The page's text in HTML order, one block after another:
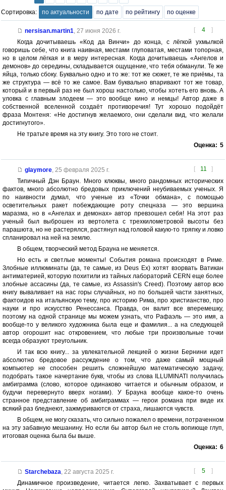
Сортировка: по актуальности по дате по рейтингу по оценке
[ 4 ]
nersisan.martin1, 27 июня 2026 г.
Когда дочитываешь «Код да Винчи» до конца, с лёгкой ухмылкой
говоришь себе, что книга наивная, местами глуповатая, местами топорная,
но в целом лёгкая и в меру интересная. Когда дочитываешь «Ангелов и
демонов» до середины, складывается ощущение, что тебя обманули. Те же
яйца, только сбоку. Буквально одно и то же: тот же сюжет, те же приёмы, та
же структура — всё то же самое. Вам буквально впаривают тот же товар,
который и в первый раз не был хорош настолько, чтобы хотеть его вновь. А
уловка с главным злодеем — это вообще кино и немцы! Автор даже в
собственной вселенной создаёт противоречия! Тут хорошо подойдёт
фраза Монтеня: «Не достигнув желаемого, они сделали вид, что желали
достигнутого».
Не тратьте время на эту книгу. Это того не стоит.
Оценка: 5
[ 11 ]
glaymore, 25 февраля 2025 г.
Типичный Дэн Браун. Много клюквы, много рандомных исторических
фактов, много абсолютно бредовых приключений неубиваемых ученых. Я
по наивности думал, что ученые из «Точки обмана», с помощью
осветительных ракет побеждающие роту спецназа — это вершина
маразма, но в «Ангелах и демонах» автор превзошел себя! На этот раз
ученый был выброшен из вертолета с трехкилометровой высоты без
парашюта, но не растерялся, растянул над головой какую-то тряпку и ловко
спланировал на ней на землю.
В общем, творческий метод Брауна не меняется.
Но есть и светлые моменты! События романа происходят в Риме.
Злобные иллюминаты (да, те самые, из Deus Ex) хотят взорвать Ватикан
антиматерией, которую похитили из тайных лабораторий CERN еще более
злобные ассасины (да, те самые, из Assassin's Creed). Поэтому автор всю
книгу вываливает на нас горы случайных, но по большей части занятных,
фактоидов на итальянскую тему, про историю Рима, про христианство, про
науки и про искусство Ренессанса. Правда, он валит все вперемешку,
поэтому на одной странице мы можем узнать, что Рафаэль — это имя, а
вообще-то у великого художника была еще и фамилия... а на следующей
автор огорошит нас откровением, что любые три произвольные точки
всегда образуют треугольник.
И так всю книгу... за увлекательной лекцией о жизни Бернини идет
абсолютно бредовое рассуждение о том, что даже самый мощный
компьютер не способен решить сложнейшую математическую задачу,
подобрать такое начертание букв, чтобы из слова ILLUMINATI получилась
амбиграмма (слово, которое одинаково читается и обычным образом, и
будучи перевернуто вверх ногами). У Брауна вообще какое-то очень
странное представление об амбиграммах — герои романа при виде их
всякий раз бледнеют, зажмуриваются от страха, лишаются чувств.
В общем, не могу сказать, что сильно пожалел о времени, потраченном
на эту забавную мешанину. Но если бы автор был не столь вопиюще глуп,
итоговая оценка была бы выше.
Оценка: 6
[ 5 ]
Starchebaza, 22 августа 2025 г.
Динамичное произведение, читается легко. Захватывает с первых